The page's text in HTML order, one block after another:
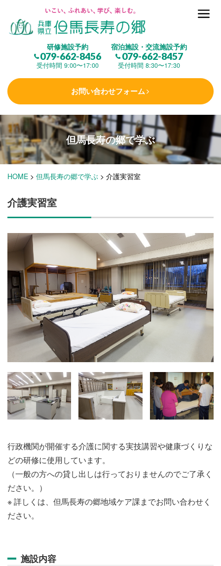
研修施設予約
079-662-8456
受付時間 9:00〜17:00
宿泊施設・交流施設予約
079-662-8457
受付時間 8:30〜17:30
お問い合わせフォーム
但馬長寿の郷とは
(研修施設)
楽しむ
学 ぶ(健康福祉)
泊まる(宿泊)
施設・料金
アクセス
但馬長寿の郷で学ぶ
HOME > 但馬長寿の郷で学ぶ > 介護実習室
介護実習室
行政機関が開催する介護に関する実技講習や健康づくりな
どの研修に使用しています。
（一般の方への貸し出しは行っておりませんのでご了承く
ださい。）
※ 詳しくは、但馬長寿の郷地域ケア課までお問い合わせく
ださい。
施設内容